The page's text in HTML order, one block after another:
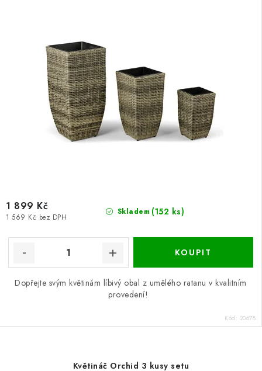
Skladem (152 ks)
1 569 Kč bez DPH
1 899 Kč
Dopřejte svým květinám líbivý obal z umělého ratanu v kvalitním
provedení!
Kód: 20678
Květináč Orchid 3 kusy setu